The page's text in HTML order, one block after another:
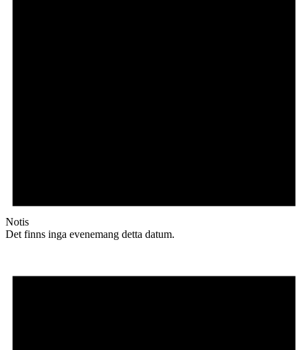
Notis
Det finns inga evenemang detta datum.